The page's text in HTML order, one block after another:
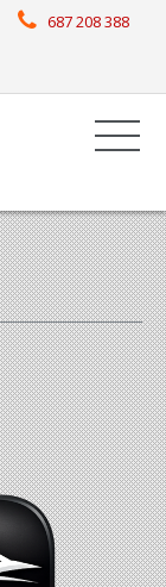
687 208 388